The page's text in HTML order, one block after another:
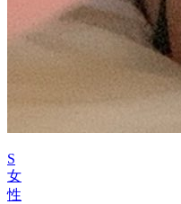
S
女
性